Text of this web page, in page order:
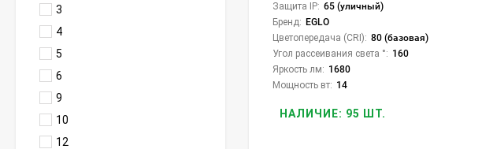
Защита IP: 65 (уличный)
Бренд: EGLO
Цветопередача (CRI): 80 (базовая)
Угол рассеивания света °: 160
Яркость лм: 1680
Мощность вт: 14
НАЛИЧИЕ: 95 ШТ.
3
4
5
6
9
10
12